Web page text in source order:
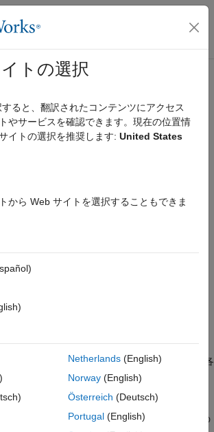
バス ナビゲーション メ
ホーム
ー処理
リエ変換
は、サンプル点
合、 は、Xの列をベクトルとして扱い、各
します。
列の場合、
は、サイズが 1 ではない最初
沿った値をベクトルとして扱い、各ベクトルの
トの選択
ると、翻訳されたコンテンツにアクセス
やサービスを確認できます。現在の位置情
イトの選択を推奨します: United States
から Web サイトを選択することもできま
Netherlands(English)
Norway(English)
Österreich (Deutsch)
Portugal(English)